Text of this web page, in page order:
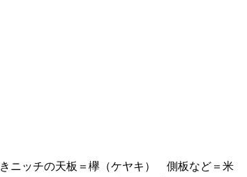
ニッチの天板＝欅（ケヤキ） 側板など＝米